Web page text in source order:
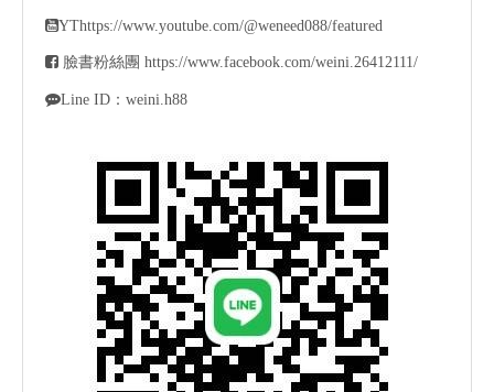
YThttps://www.youtube.com/@weneed088/featured
 臉書粉絲團 https://www.facebook.com/weini.26412111/
Line ID：weini.h88